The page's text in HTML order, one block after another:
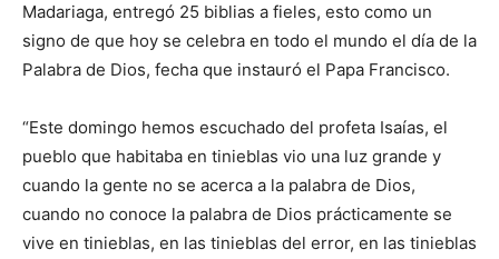
Madariaga, entregó 25 biblias a fieles, esto como un
signo de que hoy se celebra en todo el mundo el día de la
Palabra de Dios, fecha que instauró el Papa Francisco.
“Este domingo hemos escuchado del profeta Isaías, el
pueblo que habitaba en tinieblas vio una luz grande y
cuando la gente no se acerca a la palabra de Dios,
cuando no conoce la palabra de Dios prácticamente se
vive en tinieblas, en las tinieblas del error, en las tinieblas